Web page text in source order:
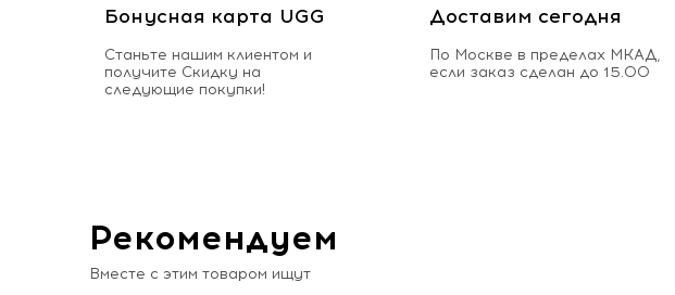
Бонусная карта UGG
Станьте нашим клиентом и
получите Скидку на
следующие покупки!
Доставим сегодня
По Москве в пределах МКАД,
если заказ сделан до 15.00
Рекомендуем
Вместе с этим товаром ищут